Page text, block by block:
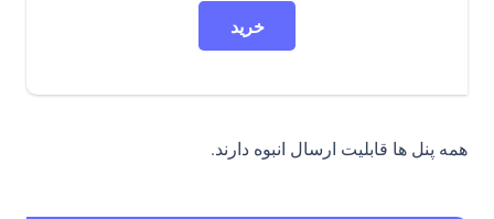
خرید
همه پنل ها قابلیت ارسال انبوه دارند.